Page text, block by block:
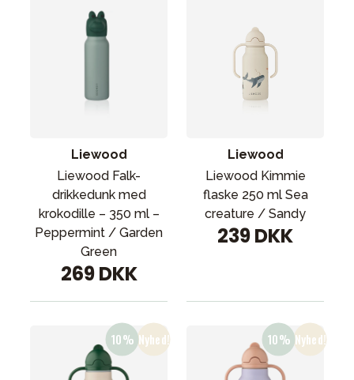
Liewood
Liewood Falk-
drikkedunk med
krokodille – 350 ml –
Peppermint / Garden
Green
269 DKK
Liewood
Liewood Kimmie
flaske 250 ml Sea
creature / Sandy
239 DKK